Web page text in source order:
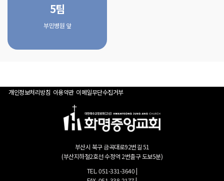
5팀
부민병원 앞
개인정보처리방침 이용약관 이메일무단수집거부
부산시 북구 금곡대로92번길 51
(부산지하철2호선 수정역 2번출구 도보5분)
TEL. 051-331-3640 |